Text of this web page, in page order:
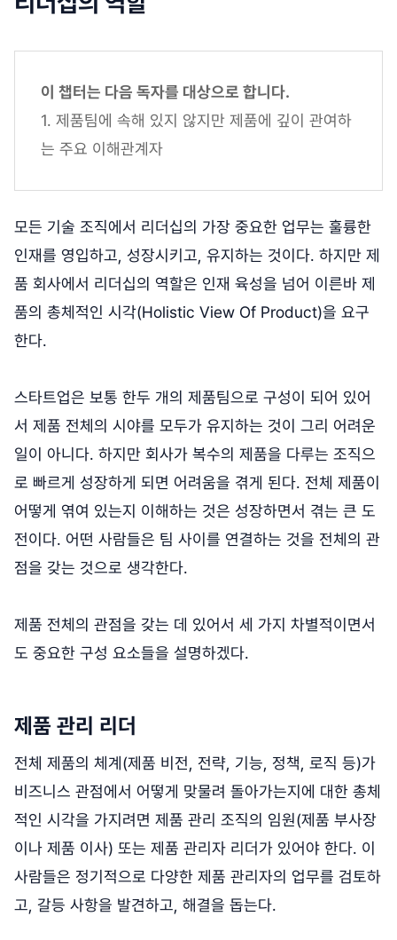
이 챕터는 다음 독자를 대상으로 합니다.
1. 제품팀에 속해 있지 않지만 제품에 깊이 관여하
는 주요 이해관계자
모든 기술 조직에서 리더십의 가장 중요한 업무는 훌륭한
인재를 영입하고, 성장시키고, 유지하는 것이다. 하지만 제
품 회사에서 리더십의 역할은 인재 육성을 넘어 이른바 제
품의 총체적인 시각(Holistic View Of Product)을 요구
한다.
스타트업은 보통 한두 개의 제품팀으로 구성이 되어 있어
서 제품 전체의 시야를 모두가 유지하는 것이 그리 어려운
일이 아니다. 하지만 회사가 복수의 제품을 다루는 조직으
로 빠르게 성장하게 되면 어려움을 겪게 된다. 전체 제품이
어떻게 엮여 있는지 이해하는 것은 성장하면서 겪는 큰 도
전이다. 어떤 사람들은 팀 사이를 연결하는 것을 전체의 관
점을 갖는 것으로 생각한다.
제품 전체의 관점을 갖는 데 있어서 세 가지 차별적이면서
도 중요한 구성 요소들을 설명하겠다.
제품 관리 리더
전체 제품의 체계(제품 비전, 전략, 기능, 정책, 로직 등)가
비즈니스 관점에서 어떻게 맞물려 돌아가는지에 대한 총체
적인 시각을 가지려면 제품 관리 조직의 임원(제품 부사장
이나 제품 이사) 또는 제품 관리자 리더가 있어야 한다. 이
사람들은 정기적으로 다양한 제품 관리자의 업무를 검토하
고, 갈등 사항을 발견하고, 해결을 돕는다.